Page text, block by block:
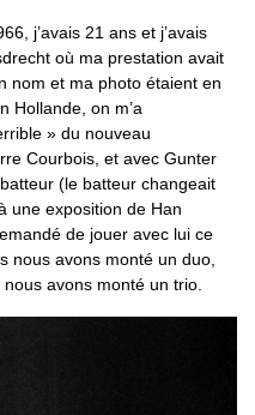
j’avais 21 ans et j’avais
où ma prestation avait
nom et ma photo étaient en
Hollande, on m’a
» du nouveau
Courbois, et avec Gunter
(le batteur changeait
une exposition de Han
de jouer avec lui ce
nous avons monté un duo,
avons monté un trio.